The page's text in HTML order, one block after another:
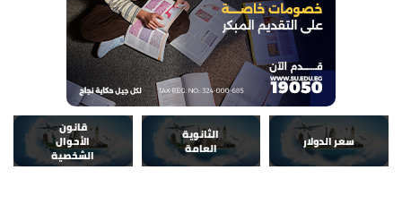
سعر الدولار
الثانوية
العامة
قانون
الأحوال
الشخصية